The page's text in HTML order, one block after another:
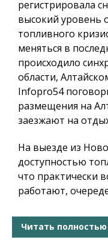
регистрировала
высокий уровень
топливного
меняться в
происходило
области,
Infopro54
размещения на
заезжают на
На выезде из
доступностью
что практически
работают,
Читать полностью